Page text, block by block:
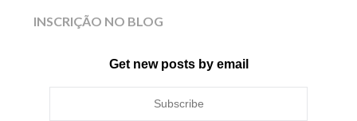
INSCRIÇÃO NO BLOG
Get new posts by email